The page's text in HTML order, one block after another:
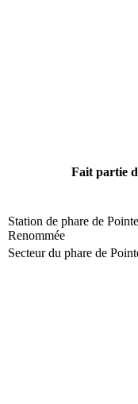
Fait partie
Station de phare de
Renommée
Secteur du phare de